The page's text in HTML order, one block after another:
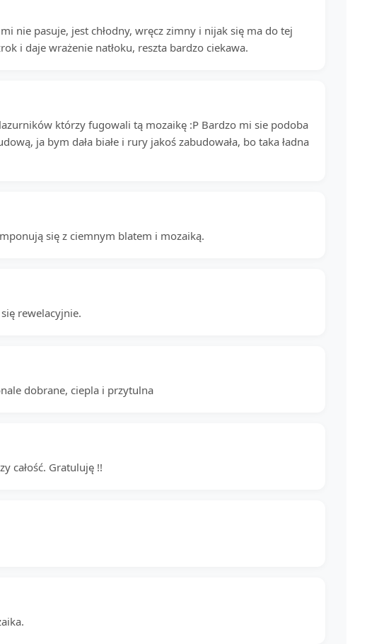
nie pasuje, jest chłodny, wręcz zimny i nijak się ma do tej
i daje wrażenie natłoku, reszta bardzo ciekawa.
którzy fugowali tą mozaikę :P Bardzo mi sie podoba
ja bym dała białe i rury jakoś zabudowała, bo taka ładna
się z ciemnym blatem i mozaiką.
rewelacyjnie.
dobrane, ciepla i przytulna
całość. Gratuluję !!